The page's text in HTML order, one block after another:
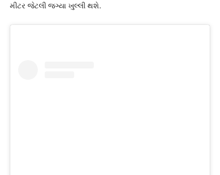
મીટર જેટલી જગ્યા ખુલ્લી થશે.